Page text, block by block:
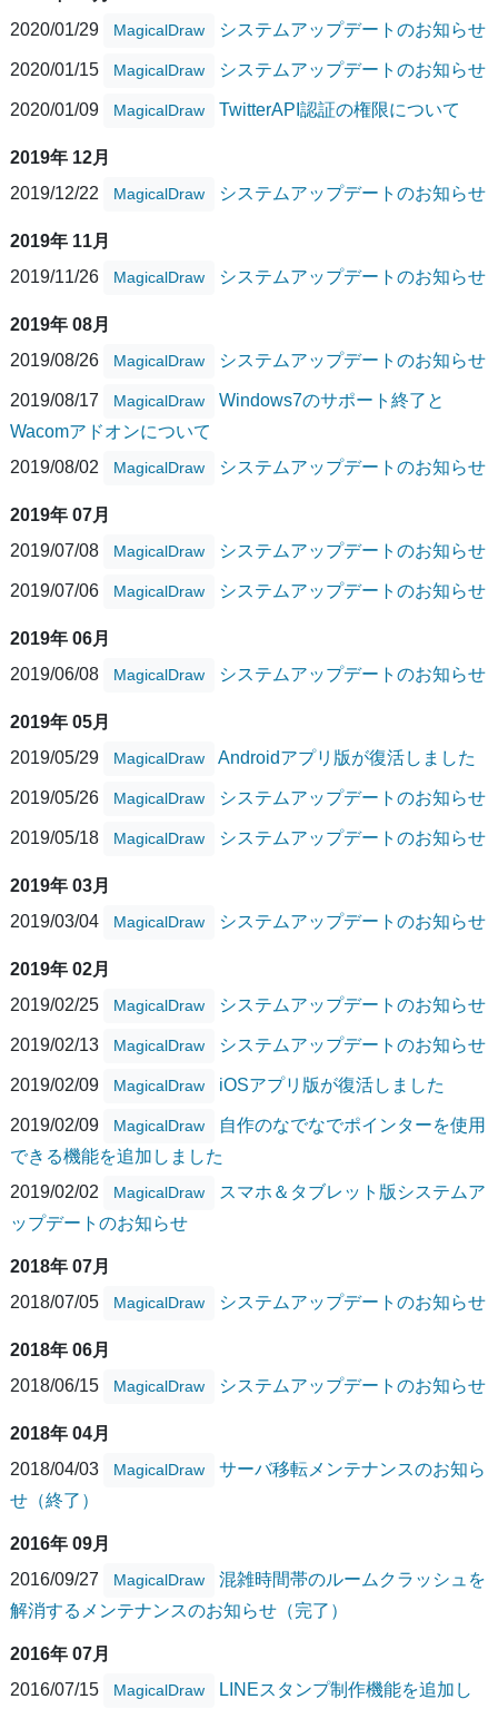
2020/01/29
MagicalDraw システムアップデートのお知らせ
2020/01/15 MagicalDraw システムアップデートのお知らせ
2020/01/09 MagicalDraw TwitterAPI認証の権限について
2019年 12月
2019/12/22
MagicalDraw システムアップデートのお知らせ
2019年 11月
2019/11/26
MagicalDraw システムアップデートのお知らせ
2019年 08月
2019/08/26
MagicalDraw システムアップデートのお知らせ
2019/08/17 MagicalDraw
Windows7のサポート終了と
Wacomアドオンについて
2019/08/02
MagicalDraw システムアップデートのお知らせ
2019年 07月
2019/07/08
MagicalDraw システムアップデートのお知らせ
2019/07/06 MagicalDraw システムアップデートのお知らせ
2019年 06月
2019/06/08
MagicalDraw システムアップデートのお知らせ
2019年 05月
2019/05/29
MagicalDraw Androidアプリ版が復活しました
2019/05/26 MagicalDraw システムアップデートのお知らせ
2019/05/18 MagicalDraw システムアップデートのお知らせ
2019年 03月
2019/03/04
MagicalDraw システムアップデートのお知らせ
2019年 02月
2019/02/25
MagicalDraw システムアップデートのお知らせ
2019/02/13 MagicalDraw システムアップデートのお知らせ
2019/02/09 MagicalDraw iOSアプリ版が復活しました
2019/02/09 MagicalDraw
自作のなでなでポインターを使用
できる機能を追加しました
2019/02/02
MagicalDraw
スマホ＆タブレット版システムア
ップデートのお知らせ
2018年 07月
2018/07/05
MagicalDraw システムアップデートのお知らせ
2018年 06月
2018/06/15
MagicalDraw システムアップデートのお知らせ
2018年 04月
2018/04/03
MagicalDraw
サーバ移転メンテナンスのお知ら
せ（終了）
2016年 09月
2016/09/27
MagicalDraw
混雑時間帯のルームクラッシュを
解消するメンテナンスのお知らせ（完了）
2016年 07月
2016/07/15
MagicalDraw
LINEスタンプ制作機能を追加し